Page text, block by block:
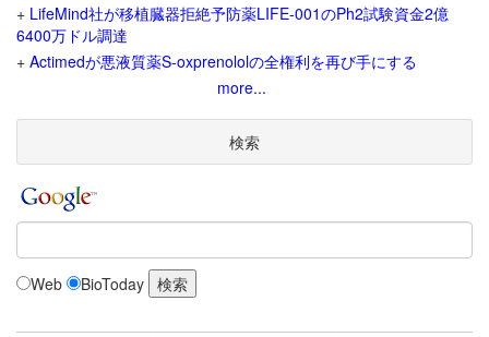
+ LifeMind社が移植臓器拒絶予防薬LIFE-001のPh2試験資金2億
6400万ドル調達
+ Actimedが悪液質薬S-oxprenololの全権利を再び手にする
more...
検索
Web BioToday